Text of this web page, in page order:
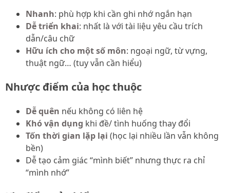
Nhanh: phù hợp khi cần ghi nhớ ngắn hạn
Dễ triển khai: nhất là với tài liệu yêu cầu trích
dẫn/câu chữ
Hữu ích cho một số môn: ngoại ngữ, từ vựng,
thuật ngữ… (tuy vẫn cần hiểu)
Nhược điểm của học thuộc
Dễ quên nếu không có liên hệ
Khó vận dụng khi đề/ tình huống thay đổi
Tốn thời gian lặp lại (học lại nhiều lần vẫn không
bền)
Dễ tạo cảm giác “mình biết” nhưng thực ra chỉ
“mình nhớ”